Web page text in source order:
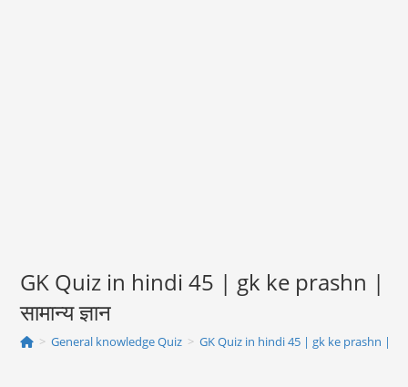
GK Quiz in hindi 45 | gk ke prashn |
सामान्य ज्ञान
> General knowledge Quiz > GK Quiz in hindi 45 | gk ke prashn |